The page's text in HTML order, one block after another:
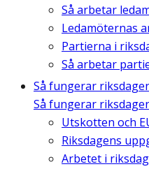
Så arbetar
Ledamöternas
Partierna i
Så arbetar
Så fungerar
Så fungerar
Utskotten och
Riksdagens
Arbetet i